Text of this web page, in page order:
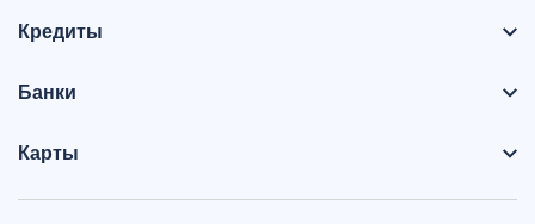
Кредиты
Банки
Карты